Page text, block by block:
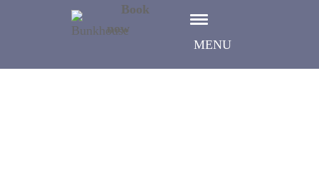
MENU
Book
now